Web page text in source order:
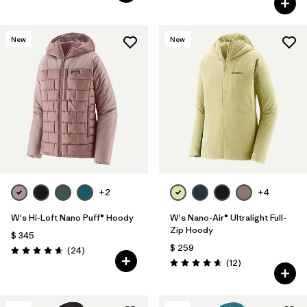
New
+2
W's Hi-Loft Nano Puff® Hoody
$ 345
Valoración: 4.6 / 5
(24Comentarios
)
New
+4
W's Nano-Air® Ultralight Full-
Zip Hoody
$ 259
Valoración: 4.7 / 5
(12Comentarios
)